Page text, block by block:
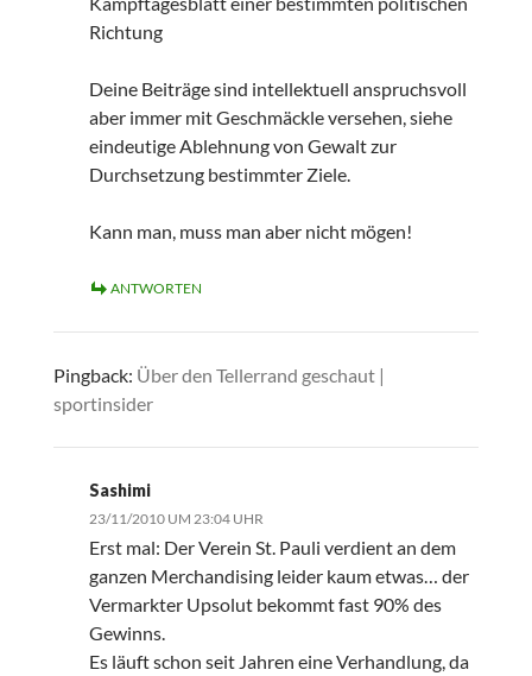
Richtung
Deine Beiträge sind intellektuell anspruchsvoll
aber immer mit Geschmäckle versehen, siehe
eindeutige Ablehnung von Gewalt zur
Durchsetzung bestimmter Ziele.
Kann man, muss man aber nicht mögen!
ANTWORTEN
Pingback: Über den Tellerrand geschaut |
sportinsider
Sashimi
23/11/2010 UM 23:04 UHR
Erst mal: Der Verein St. Pauli verdient an dem
ganzen Merchandising leider kaum etwas… der
Vermarkter Upsolut bekommt fast 90% des
Gewinns.
Es läuft schon seit Jahren eine Verhandlung, da